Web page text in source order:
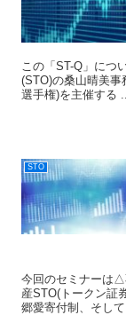
この「ST-Q」につ
(STO)の桑山晴美事
選手権)を主催する
STO
今回のセミナーは
産STO(トークン証
郷愛寄付制、そし